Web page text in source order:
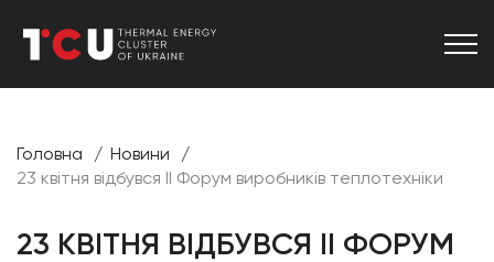
Головна
Новини
23 квітня відбувся ІІ Форум виробників теплотехніки
23 КВІТНЯ ВІДБУВСЯ ІІ ФОРУМ